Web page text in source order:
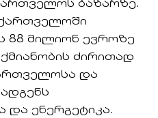
ბაზარზე.
88 მილიონ ევროზე
ძირითად
და
და ენერგეტიკა.